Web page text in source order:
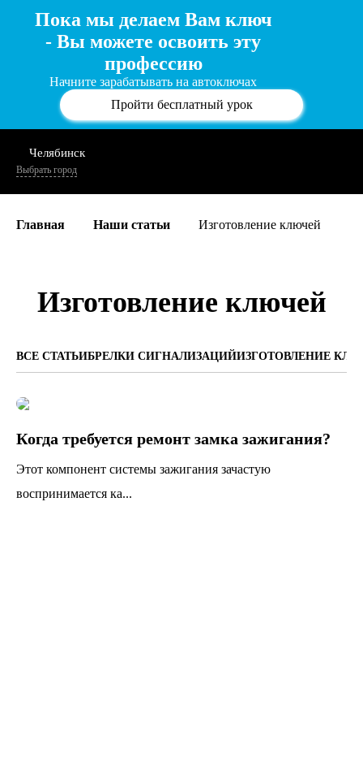
Пока мы делаем Вам ключ
- Вы можете освоить эту
профессию
Начните зарабатывать на автоключах
Пройти бесплатный урок
Челябинск
Выбрать город
Главная Наши статьи Изготовление ключей
Изготовление ключей
ВСЕ СТАТЬИБРЕЛКИ СИГНАЛИЗАЦИЙИЗГОТОВЛЕНИЕ
Когда требуется ремонт замка зажигания?
Этот компонент системы зажигания зачастую
воспринимается ка...